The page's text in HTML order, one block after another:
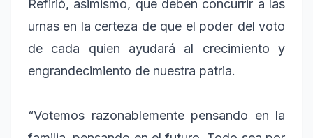
Refirió, asimismo, que deben concurrir a las
urnas en la certeza de que el poder del voto
de cada quien ayudará al crecimiento y
engrandecimiento de nuestra patria.
“Votemos razonablemente pensando en la